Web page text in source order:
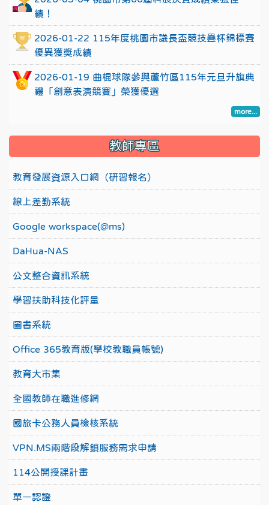
績！
2026-01-22 115年度桃園市議長盃競技疊杯錦標賽
優異獲獎成績
2026-01-19 曲棍球隊參與蘆竹區115年元旦升旗典
禮「創意表演競賽」榮獲優選
more...
教師專區
教育發展資源入口網（研習報名）
線上差勤系統
Google workspace(@ms)
DaHua-NAS
公文整合資訊系統
學習扶助科技化評量
圖書系統
Office 365教育版(學校教職員帳號)
教育大市集
全國教師在職進修網
國旅卡公務人員檢核系統
VPN.MS兩階段解鎖服務需求申請
114公開授課計畫
單一認證